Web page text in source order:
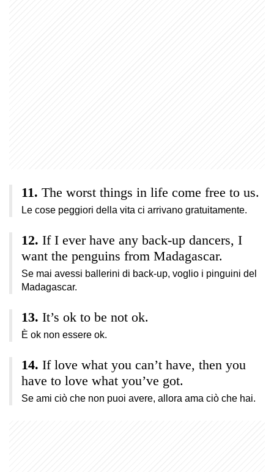
The worst things in life come free to us.
Le cose peggiori della vita ci arrivano gratuitamente.
If I ever have any back-up dancers, I
want the penguins from Madagascar.
Se mai avessi ballerini di back-up, voglio i pinguini del
Madagascar.
It’s ok to be not ok.
È ok non essere ok.
If love what you can’t have, then you
have to love what you’ve got.
Se ami ciò che non puoi avere, allora ama ciò che hai.